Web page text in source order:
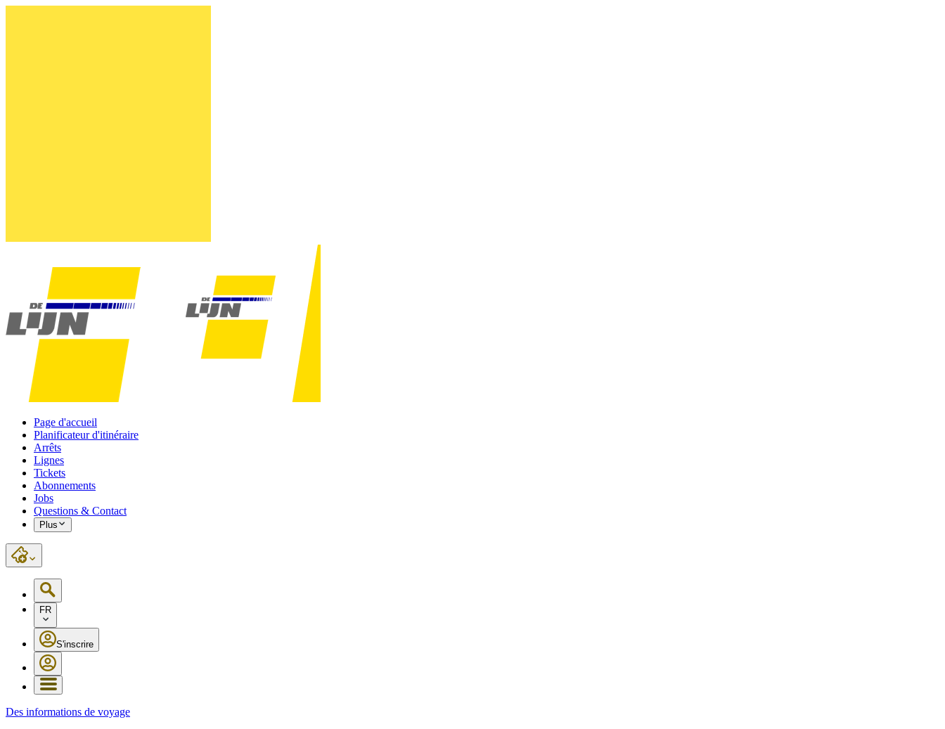
Page d'accueil
Planificateur d'itinéraire
Arrêts
Lignes
Tickets
Abonnements
Jobs
Questions & Contact
Plus
FR
S'inscrire
Des informations de voyage